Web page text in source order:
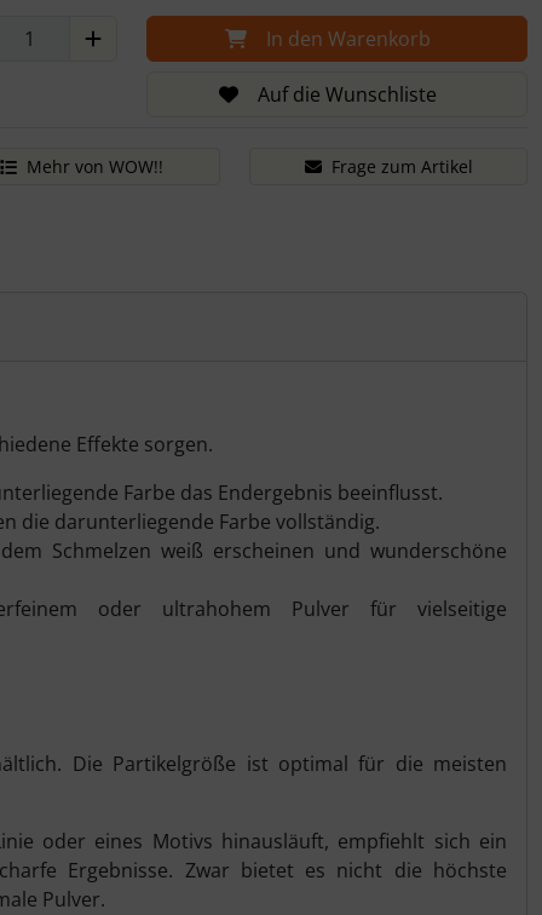
In den Warenkorb
Auf die Wunschliste
Mehr von WOW!! Frage zum Artikel
Effekte sorgen.
Farbe das Endergebnis beeinflusst.
die darunterliegende Farbe vollständig.
Schmelzen weiß erscheinen und wunderschöne
oder ultrahohem Pulver für vielseitige
Die Partikelgröße ist optimal für die meisten
oder eines Motivs hinausläuft, empfiehlt sich ein
Ergebnisse. Zwar bietet es nicht die höchste
Pulver.